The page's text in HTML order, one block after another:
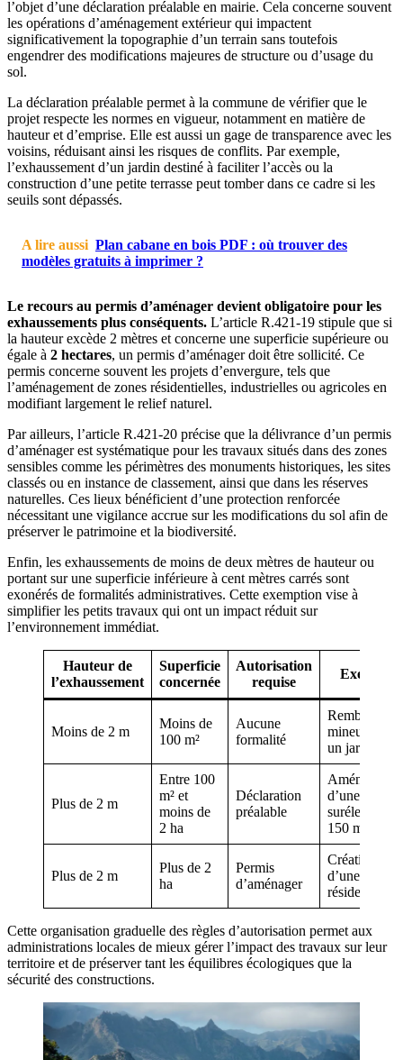
l’objet d’une déclaration préalable en mairie. Cela concerne souvent
les opérations d’aménagement extérieur qui impactent
significativement la topographie d’un terrain sans toutefois
engendrer des modifications majeures de structure ou d’usage du
sol.
La déclaration préalable permet à la commune de vérifier que le
projet respecte les normes en vigueur, notamment en matière de
hauteur et d’emprise. Elle est aussi un gage de transparence avec les
voisins, réduisant ainsi les risques de conflits. Par exemple,
l’exhaussement d’un jardin destiné à faciliter l’accès ou la
construction d’une petite terrasse peut tomber dans ce cadre si les
seuils sont dépassés.
A lire aussi Plan cabane en bois PDF : où trouver des
modèles gratuits à imprimer ?
Le recours au permis d’aménager devient obligatoire pour les
exhaussements plus conséquents. L’article R.421-19 stipule que si
la hauteur excède 2 mètres et concerne une superficie supérieure ou
égale à 2 hectares, un permis d’aménager doit être sollicité. Ce
permis concerne souvent les projets d’envergure, tels que
l’aménagement de zones résidentielles, industrielles ou agricoles en
modifiant largement le relief naturel.
Par ailleurs, l’article R.421-20 précise que la délivrance d’un permis
d’aménager est systématique pour les travaux situés dans des zones
sensibles comme les périmètres des monuments historiques, les sites
classés ou en instance de classement, ainsi que dans les réserves
naturelles. Ces lieux bénéficient d’une protection renforcée
nécessitant une vigilance accrue sur les modifications du sol afin de
préserver le patrimoine et la biodiversité.
Enfin, les exhaussements de moins de deux mètres de hauteur ou
portant sur une superficie inférieure à cent mètres carrés sont
exonérés de formalités administratives. Cette exemption vise à
simplifier les petits travaux qui ont un impact réduit sur
l’environnement immédiat.
Hauteur de
l’exhaussement
Superficie
concernée
Autorisation
requise
Exemples
Moins de 2 m
Moins de
100 m²
Aucune
formalité
Remblai
mineur dans
un jardin
Plus de 2 m
Entre 100
m² et
moins de
2 ha
Déclaration
préalable
d’une
surélevée sur
150 m²
Plus de 2 m
Plus de 2
ha
Permis
d’aménager
Création
d’une zone
résidentielle
Cette organisation graduelle des règles d’autorisation permet aux
administrations locales de mieux gérer l’impact des travaux sur leur
territoire et de préserver tant les équilibres écologiques que la
sécurité des constructions.